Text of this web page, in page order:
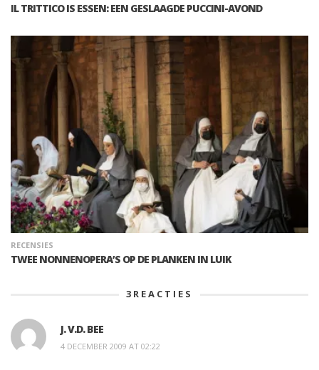
IL TRITTICO IS ESSEN: EEN GESLAAGDE PUCCINI-AVOND
RECENSIES
TWEE NONNENOPERA’S OP DE PLANKEN IN LUIK
3 REACTIES
J. V.D. BEE
4 DECEMBER 2009 AT 02:22